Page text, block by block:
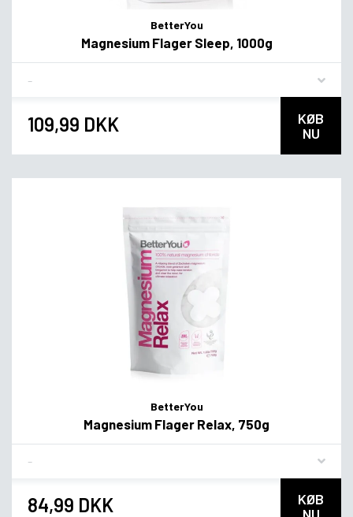
BetterYou
Magnesium Flager Sleep, 1000g
109,99 DKK
KØB
NU
BetterYou
Magnesium Flager Relax, 750g
84,99 DKK
KØB